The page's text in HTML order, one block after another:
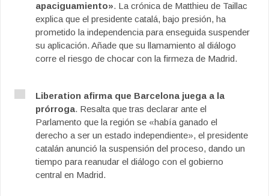
apaciguamiento». La crónica de Matthieu de Taillac
explica que el presidente catalá, bajo presión, ha
prometido la independencia para enseguida suspender
su aplicación. Añade que su llamamiento al diálogo
corre el riesgo de chocar con la firmeza de Madrid.
Liberation afirma que Barcelona juega a la
prórroga. Resalta que tras declarar ante el
Parlamento que la región se «había ganado el
derecho a ser un estado independiente», el presidente
catalán anunció la suspensión del proceso, dando un
tiempo para reanudar el diálogo con el gobierno
central en Madrid.